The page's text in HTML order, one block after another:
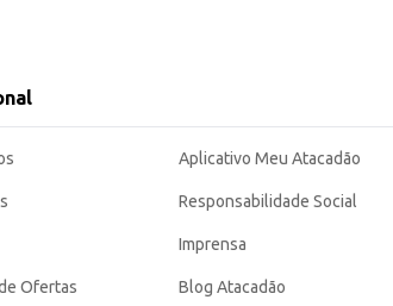
com produtos de confeitaria.
qualidade para o seu negócio ou consumo
Ofertas
Aplicativo Meu Atacadão
Responsabilidade Social
Imprensa
Blog Atacadão